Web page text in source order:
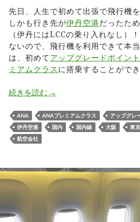
先日、人生で初めて出張で飛行機
しかも行き先が伊丹空港だったため
（伊丹にはLCCの乗り入れなし）
ないので、飛行機を利用できて本
は、初めてアップグレードポイント
ミアムクラスに搭乗することができ
続きを読む ANAプレミアムクラス搭
→
ANA ANAプレミアムクラス アップグレ
伊丹空港
国内 国内線 大阪 東京
航空会社